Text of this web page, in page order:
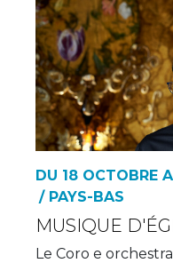
DU 18 OCTOBRE
/ PAYS-BAS
MUSIQUE
Le Coro e